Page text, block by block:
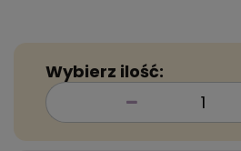
Wybierz ilość: